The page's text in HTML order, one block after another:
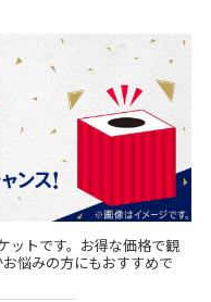
ットです。お得な価格で観
悩みの方にもおすすめで